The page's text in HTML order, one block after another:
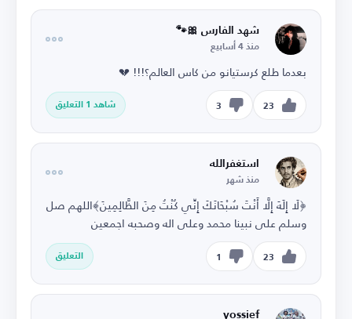
شهد الفارس 🎀🐾
منذ 4 أسابيع
بعدما طلع كرستيانو من كاس العالم؟!!! 💔
23
3 شاهد 1 التعليق
استغفرالله
منذ شهر
﴿لَا إِلَهَ إِلَّا أَنْتَ سُبْحَانَكَ إِنِّي كُنْتُ مِنَ الظَّالِمِينَ﴾اللهم صل
وسلم على نبينا محمد وعلى اله وصحبه اجمعين
23
1 التعليق
yossief